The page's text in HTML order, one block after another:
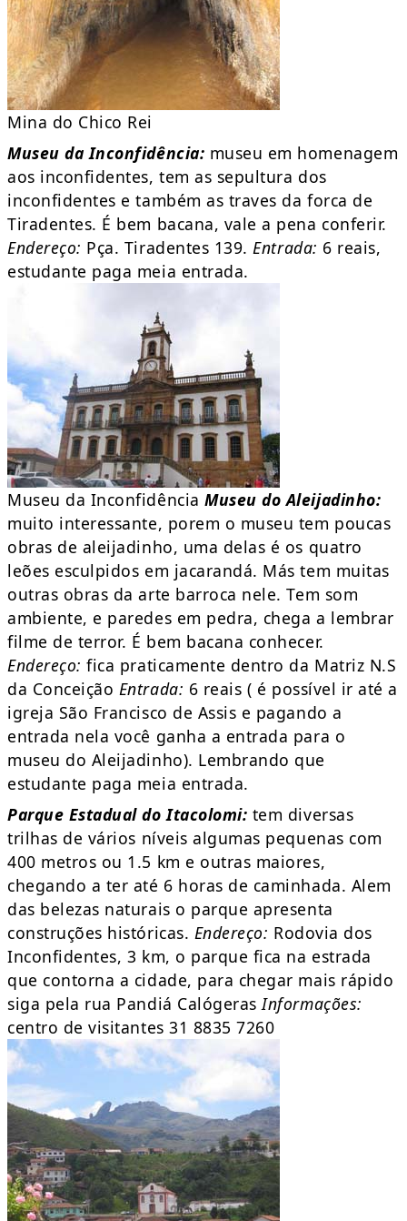
Mina do Chico Rei
Museu da Inconfidência: museu em homenagem
aos inconfidentes, tem as sepultura dos
inconfidentes e também as traves da forca de
Tiradentes. É bem bacana, vale a pena conferir.
Endereço: Pça. Tiradentes 139.Entrada: 6 reais,
estudante paga meia entrada.
Museu da InconfidênciaMuseu do Aleijadinho:
muito interessante, porem o museu tem poucas
obras de aleijadinho, uma delas é os quatro
leões esculpidos em jacarandá. Más tem muitas
outras obras da arte barroca nele. Tem som
ambiente, e paredes em pedra, chega a lembrar
filme de terror. É bem bacana conhecer.
Endereço: fica praticamente dentro da Matriz N.S
da Conceição Entrada: 6 reais ( é possível ir até a
igreja São Francisco de Assis e pagando a
entrada nela você ganha a entrada para o
museu do Aleijadinho). Lembrando que
estudante paga meia entrada.
Parque Estadual do Itacolomi: tem diversas
trilhas de vários níveis algumas pequenas com
400 metros ou 1.5 km e outras maiores,
chegando a ter até 6 horas de caminhada. Alem
das belezas naturais o parque apresenta
construções históricas. Endereço: Rodovia dos
Inconfidentes, 3 km, o parque fica na estrada
que contorna a cidade, para chegar mais rápido
siga pela rua Pandiá CalógerasInformações:
centro de visitantes 31 8835 7260